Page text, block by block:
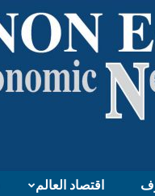
اقتصاد العالم